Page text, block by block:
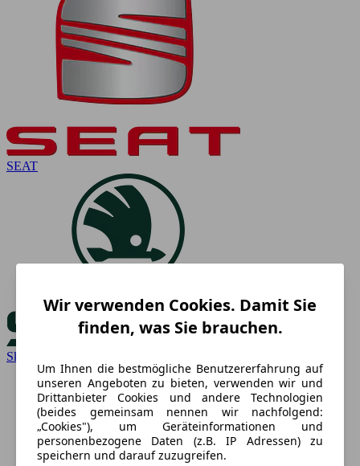
SEAT
Skoda
Wir verwenden Cookies. Damit Sie
finden, was Sie brauchen.
Um Ihnen die bestmögliche Benutzererfahrung auf
unseren Angeboten zu bieten, verwenden wir und
Drittanbieter Cookies und andere Technologien
(beides gemeinsam nennen wir nachfolgend:
„Cookies"), um Geräteinformationen und
personenbezogene Daten (z.B. IP Adressen) zu
speichern und darauf zuzugreifen.